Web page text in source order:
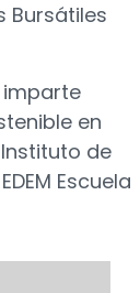
Bursátiles
en
de
Escuela